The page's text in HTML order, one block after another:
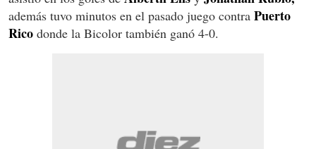
además tuvo minutos en el pasado juego contra Puerto
Rico donde la Bicolor también ganó 4-0.